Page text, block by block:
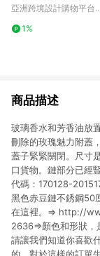
亞洲跨境設計購物平台
1%
商品描述
玻璃香水和芳香油放
刪除的玫瑰魅力附蓋
蓋子緊緊關閉。尺寸
口貨物。鏈部分已經
代碼：170128-
黑色赤豆鏈不銹鋼50
在這裡。⇒ http://
2636⇒顏色和形狀，
請讓我們知道你喜歡